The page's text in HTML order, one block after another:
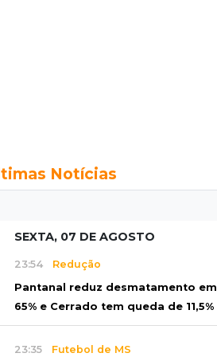
Notícias
SEXTA, 07 DE AGOSTO
23:54 Redução
Pantanal reduz desmatamento em
65% e Cerrado tem queda de 11,5%
23:35 Futebol de MS